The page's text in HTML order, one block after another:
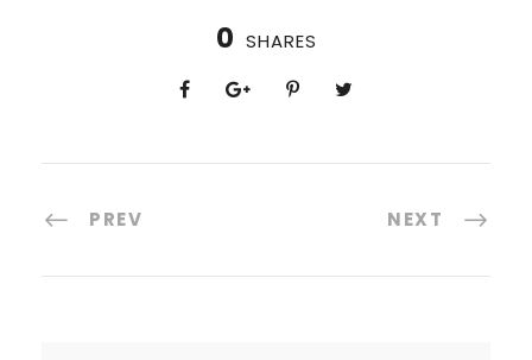
0 SHARES
PREV NEXT